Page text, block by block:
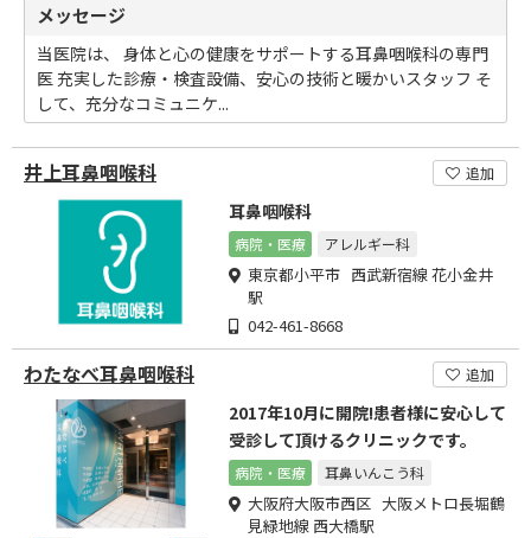
メッセージ
当医院は、 身体と心の健康をサポートする耳鼻咽喉科の専門
医 充実した診療・検査設備、安心の技術と暖かいスタッフ そ
して、充分なコミュニケ...
井上耳鼻咽喉科 追加
耳鼻咽喉科
病院・医療 アレルギー科
東京都小平市 西武新宿線 花小金井
駅
042-461-8668
わたなべ耳鼻咽喉科 追加
2017年10月に開院!患者様に安心して
受診して頂けるクリニックです。
病院・医療 耳鼻いんこう科
大阪府大阪市西区 大阪メトロ長堀鶴
見緑地線 西大橋駅